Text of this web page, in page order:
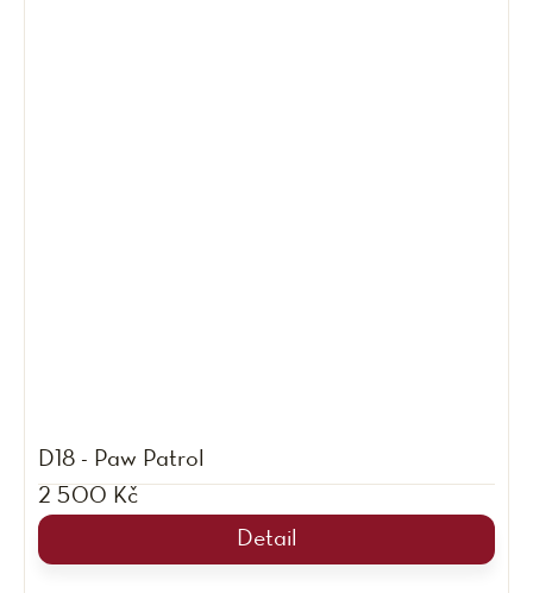
D18 - Paw Patrol
2 500 Kč
Detail